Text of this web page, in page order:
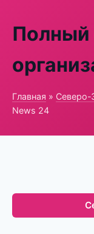
Полный
Главная » Северо-
News 24